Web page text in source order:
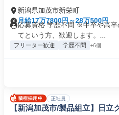
新潟県加茂市新栄町
月給17万7800円～28万500円
応募資格 学歴不問 ※中卒や高
てという方、歓迎します。...
フリーター歓迎 学歴不問 +6個
正社員
【新潟加茂市/製品組立】日